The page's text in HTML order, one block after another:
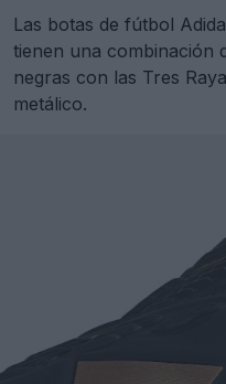
Las botas de fútbol
tienen una combinación
negras con las Tres
metálico.